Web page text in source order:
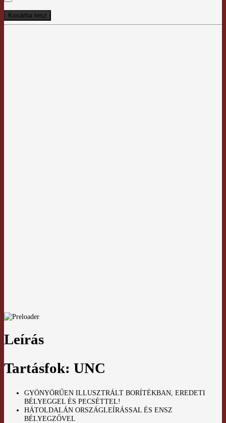
Leírás
Tartásfok: UNC
GYÖNYÖRŰEN ILLUSZTRÁLT BORÍTÉKBAN, EREDETI
BÉLYEGGEL ÉS PECSÉTTEL!
HÁTOLDALÁN ORSZÁGLEÍRÁSSAL ÉS ENSZ
BÉLYEGZŐVEL